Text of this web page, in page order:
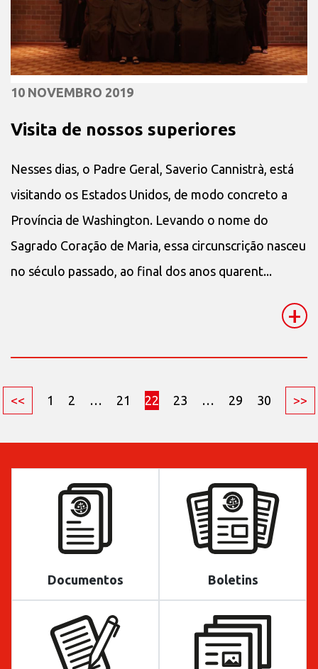
10 NOVEMBRO 2019
Visita de nossos superiores
Nesses dias, o Padre Geral, Saverio Cannistrà, está
visitando os Estados Unidos, de modo concreto a
Província de Washington. Levando o nome do
Sagrado Coração de Maria, essa circunscrição nasceu
no século passado, ao final dos anos quarent...
+
<< 1 2 … 21 22 23 … 29 30 >>
Documentos Boletins